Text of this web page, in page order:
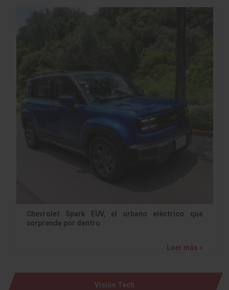
Chevrolet Spark EUV, el urbano eléctrico que
sorprende por dentro
Leer más »
Visión Tech